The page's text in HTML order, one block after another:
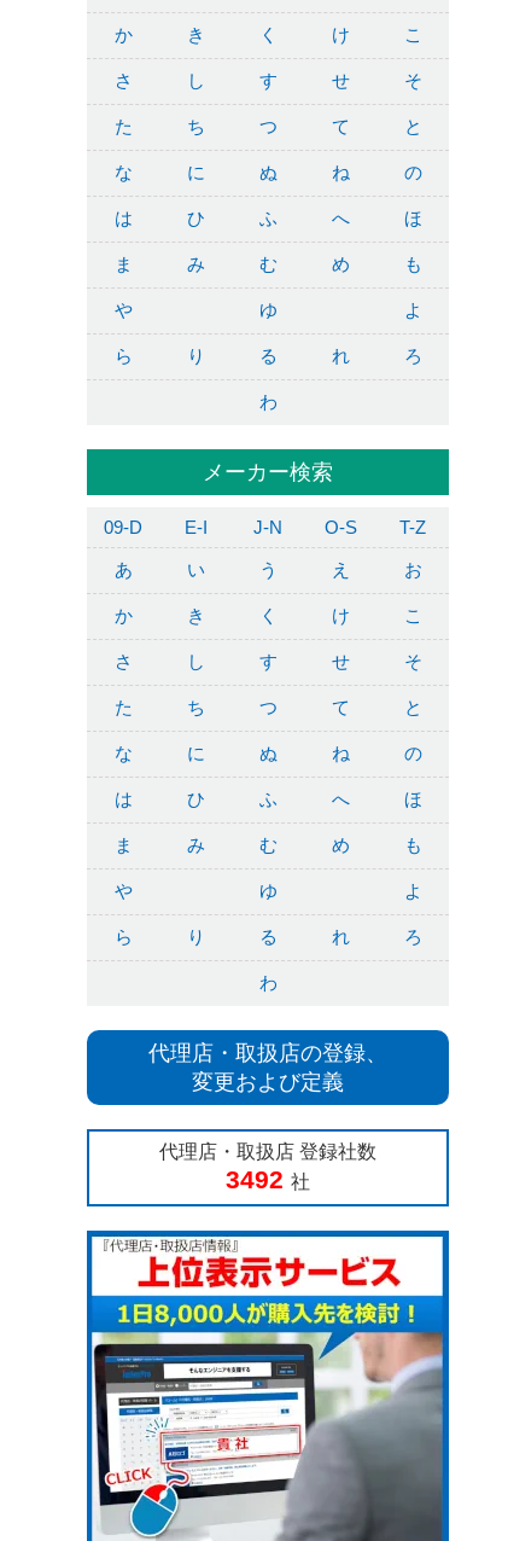
か き く け こ
さ し す せ そ
た ち つ て と
な に ぬ ね の
は ひ ふ へ ほ
ま み む め も
や ゆ よ
ら り る れ ろ
わ
メーカー検索
09-D E-I J-N O-S T-Z
あ い う え お
か き く け こ
さ し す せ そ
た ち つ て と
な に ぬ ね の
は ひ ふ へ ほ
ま み む め も
や ゆ よ
ら り る れ ろ
わ
代理店・取扱店の登録、
変更および定義
代理店・取扱店 登録社数
3492 社